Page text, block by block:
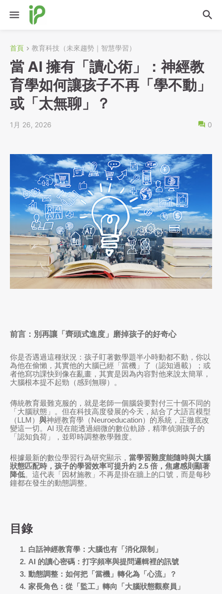
首頁 教育科技（未來趨勢｜智慧學習）
當 AI 擁有「讀心術」：神經教
育學如何讓孩子不再「學不動」
或「太無聊」？
1月 26, 2026 0
前言：別再讓「齊頭式進度」磨掉孩子的好奇心
你是否遇過這種狀況：孩子盯著數學題半小時動都不動，你以
為他在偷懶，其實他的大腦已經「當機」了（認知過載）；或
者他寫功課快到像在亂畫，其實是因為內容對他來說太簡單，
大腦根本提不起勁（感到無聊）。
傳統教育最難克服的，就是老師一個腦袋要對付三十個不同的
「大腦狀態」。但在科技高度發展的今天，結合了大語言模型
（LLM） 與神經教育學（Neuroeducation）的系統，正徹底改
變這一切。AI 現在能透過細微的數位軌跡，精準偵測孩子的
「認知負荷」，並即時調整教學難度。
根據最新的數位學習行為研究顯示， 當學習難度能隨時與大腦
狀態匹配時，孩子的學習效率可提升約 2.5 倍，焦慮感則顯著
降低。這代表「因材施教」不再是掛在牆上的口號，而是每秒
鐘都在發生的動態調整。
目錄
白話神經教育學：大腦也有「消化限制」
AI 的讀心密碼：打字頻率與提問邏輯裡的訊號
動態調整：如何把「當機」轉化為「心流」？
家長角色：從「監工」轉向「大腦狀態觀察員」